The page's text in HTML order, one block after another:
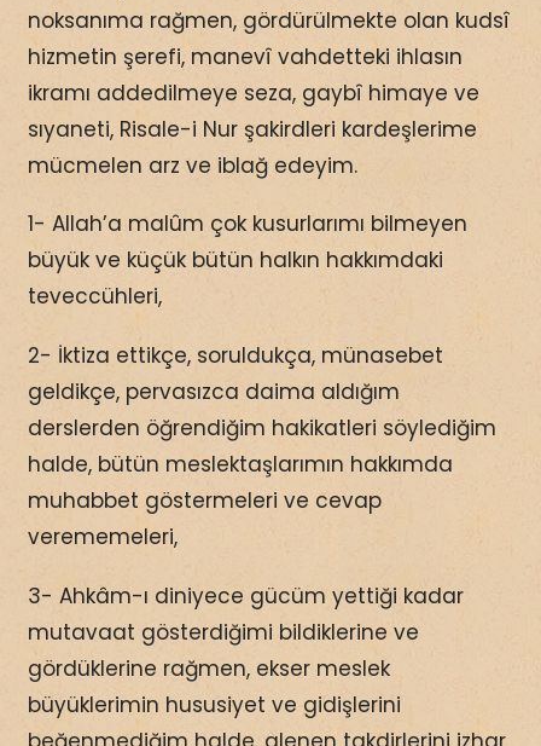
noksanıma rağmen, gördürülmekte olan kudsî
hizmetin şerefi, manevî vahdetteki ihlasın
ikramı addedilmeye seza, gaybî himaye ve
sıyaneti, Risale-i Nur şakirdleri kardeşlerime
mücmelen arz ve iblağ edeyim.
1- Allah’a malûm çok kusurlarımı bilmeyen
büyük ve küçük bütün halkın hakkımdaki
teveccühleri,
2- İktiza ettikçe, soruldukça, münasebet
geldikçe, pervasızca daima aldığım
derslerden öğrendiğim hakikatleri söylediğim
halde, bütün meslektaşlarımın hakkımda
muhabbet göstermeleri ve cevap
verememeleri,
3- Ahkâm-ı diniyece gücüm yettiği kadar
mutavaat gösterdiğimi bildiklerine ve
gördüklerine rağmen, ekser meslek
büyüklerimin hususiyet ve gidişlerini